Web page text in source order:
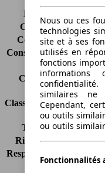
Émissions de CO2*
Consommation (ville)
Consommation
Consommation
Classe d'émissions
Capacité du réservoir
Classes d'assurance
Tous risques
-
Risques partiels
-
Responsabilité civile
HSN/TSN
Nous ou ces
technologies
site et à ses
utilisés en
fonctions
similaires ne
Cependant,
ou outils
ou outils
Fonctionnalités